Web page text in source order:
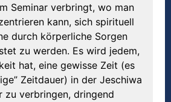
Seminar verbringt, wo man
kann, sich spirituell
durch körperliche Sorgen
zu werden. Es wird jedem,
hat, eine gewisse Zeit (es
Zeitdauer) in der Jeschiwa
zu verbringen, dringend